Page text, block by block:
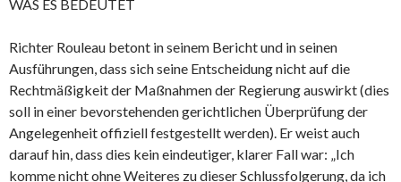
WAS ES BEDEUTET
Richter Rouleau betont in seinem Bericht und in seinen
Ausführungen, dass sich seine Entscheidung nicht auf die
Rechtmäßigkeit der Maßnahmen der Regierung auswirkt (dies
soll in einer bevorstehenden gerichtlichen Überprüfung der
Angelegenheit offiziell festgestellt werden). Er weist auch
darauf hin, dass dies kein eindeutiger, klarer Fall war: „Ich
komme nicht ohne Weiteres zu dieser Schlussfolgerung, da ich